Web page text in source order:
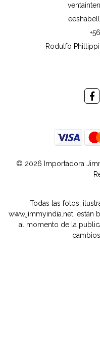
Rodulfo
© 2026 Importadora
Todas las fotos,
www.jimmyindia.net, están
al momento de la